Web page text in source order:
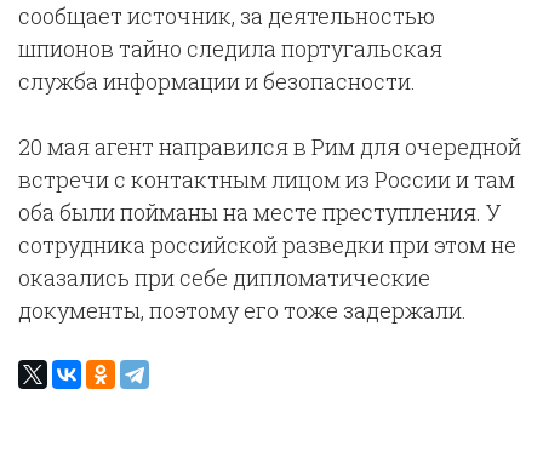
сообщает источник, за деятельностью
шпионов тайно следила португальская
служба информации и безопасности.
20 мая агент направился в Рим для очередной
встречи с контактным лицом из России и там
оба были пойманы на месте преступления. У
сотрудника российской разведки при этом не
оказались при себе дипломатические
документы, поэтому его тоже задержали.